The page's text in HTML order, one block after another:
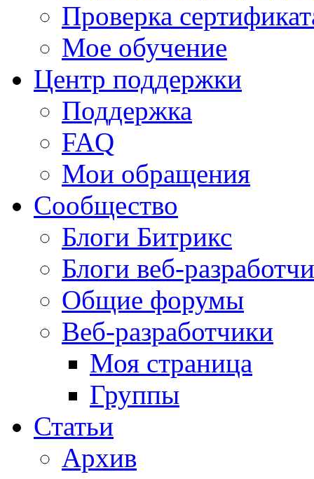
Проверка
Мое обучение
Центр поддержки
Поддержка
FAQ
Мои обращения
Сообщество
Блоги Битрикс
Блоги веб-
Общие форумы
Веб-разработчики
Моя страница
Группы
Статьи
Архив